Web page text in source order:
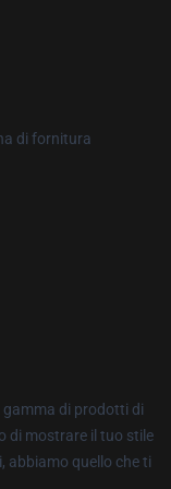
di fornitura
di prodotti di
di mostrare il tuo stile
abbiamo quello che ti